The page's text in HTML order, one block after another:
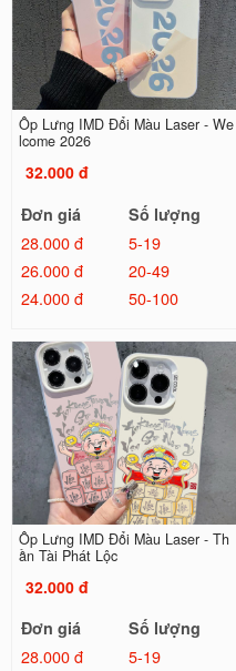
Ốp Lưng IMD Đổi Màu Laser - We
lcome 2026
32.000 đ
Đơn giá
Số lượng
28.000 đ
5-19
26.000 đ
20-49
24.000 đ
50-100
Ốp Lưng IMD Đổi Màu Laser - Th
ần Tài Phát Lộc
32.000 đ
Đơn giá
Số lượng
28.000 đ
5-19